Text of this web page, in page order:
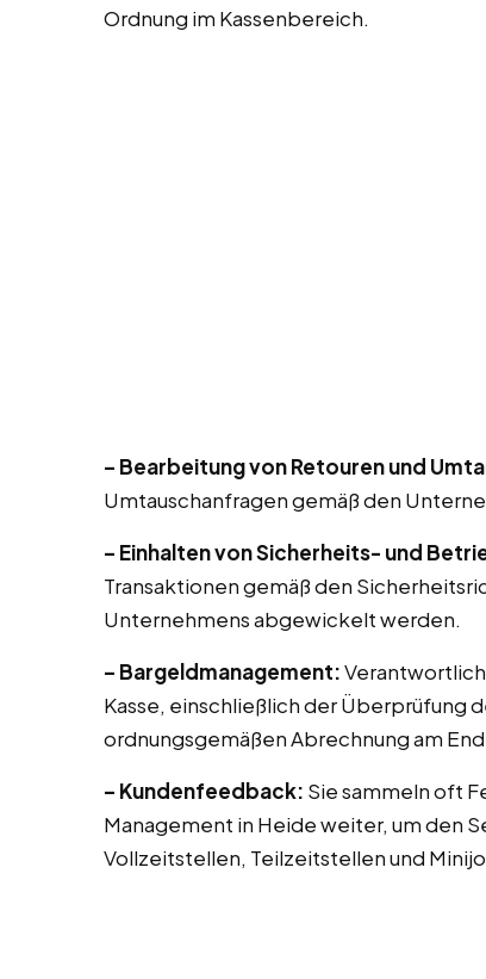
Ordnung im Kassenbereich.
– Bearbeitung von Retouren und
Umtauschanfragen gemäß den
– Einhalten von Sicherheits- und
Transaktionen gemäß den
Unternehmens abgewickelt werden.
– Bargeldmanagement:
Kasse, einschließlich der Überprüfung
ordnungsgemäßen Abrechnung am
– Kundenfeedback: Sie sammeln oft
Management in Heide weiter, um den
Vollzeitstellen, Teilzeitstellen und